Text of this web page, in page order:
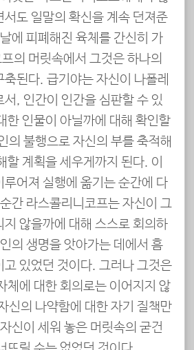
도 일말의 확신을 계속 던져준
에 피폐해진 육체를 간신히 가
의 머릿속에서 그것은 하나의
된다. 급기야는 자신이 나폴레
, 인간이 인간을 심판할 수 있
한 인물이 아닐까에 대해 확인할
의 불행으로 자신의 부를 축적해
할 계획을 세우게까지 된다. 이
루어져 실행에 옮기는 순간에 다
간 라스콜리니코프는 자신이 그
지 않을까에 대해 스스로 회의하
의 생명을 앗아가는 데에서 흠
고 있었던 것이다. 그러나 그것은
체에 대한 회의로는 이어지지 않
신의 나약함에 대한 자기 질책만
신이 세워 놓은 머릿속의 굳건